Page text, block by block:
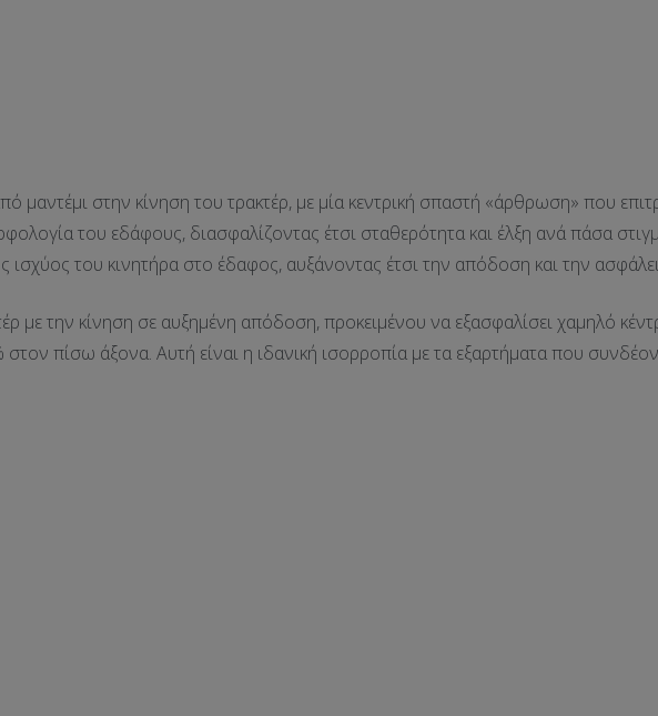
στην κίνηση του τρακτέρ, με μία κεντρική σπαστή «άρθρωση» που
του εδάφους, διασφαλίζοντας έτσι σταθερότητα και έλξη ανά πάσα
του κινητήρα στο έδαφος, αυξάνοντας έτσι την απόδοση και την
με την κίνηση σε αυξημένη απόδοση, προκειμένου να εξασφαλίσει χαμηλό
πίσω άξονα. Αυτή είναι η ιδανική ισορροπία με τα εξαρτήματα που